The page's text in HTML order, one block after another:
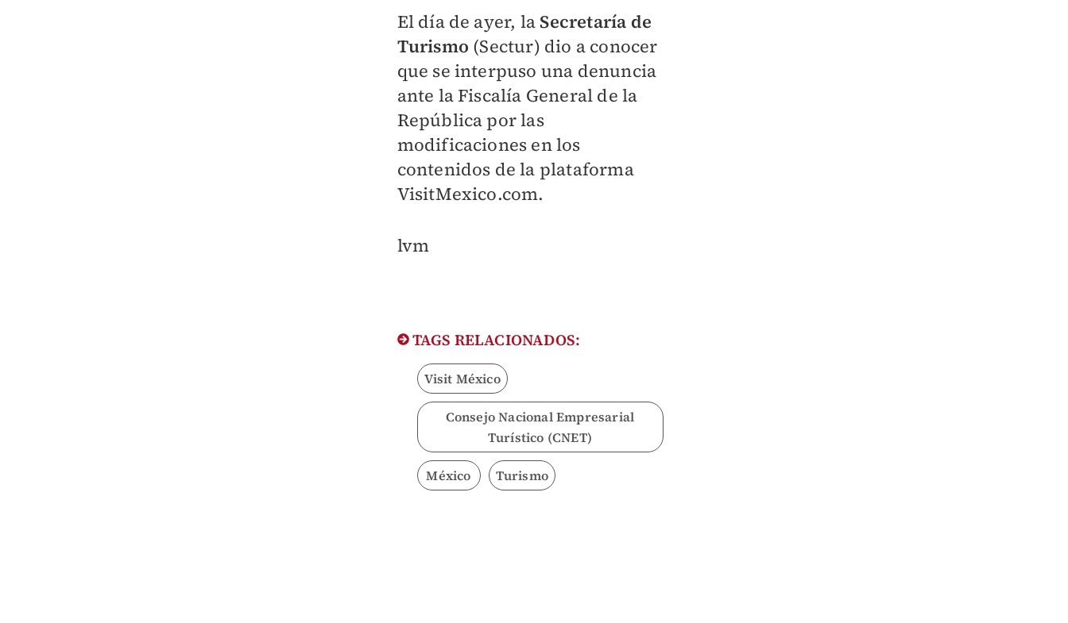
El día de ayer, la Secretaría de
Turismo (Sectur) dio a conocer
que se interpuso una denuncia
ante la Fiscalía General de la
República por las
modificaciones en los
contenidos de la plataforma
VisitMexico.com.
lvm
TAGS RELACIONADOS:
Visit México
Consejo Nacional Empresarial
Turístico (CNET)
México Turismo